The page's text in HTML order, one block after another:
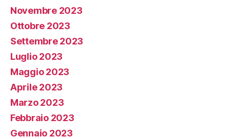
Novembre 2023
Ottobre 2023
Settembre 2023
Luglio 2023
Maggio 2023
Aprile 2023
Marzo 2023
Febbraio 2023
Gennaio 2023